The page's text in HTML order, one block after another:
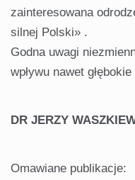
zainteresowana
silnej Polski» .
Godna uwagi
wpływu nawet
DR JERZY
Omawiane publikacje: